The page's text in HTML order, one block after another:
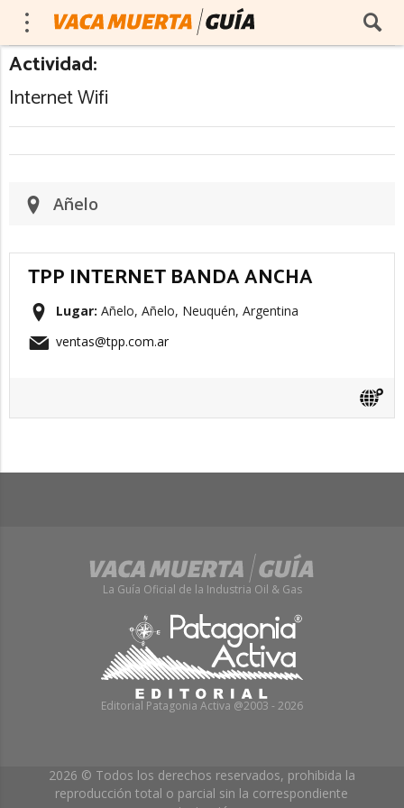
Actividad:
Internet Wifi
Añelo
TPP INTERNET BANDA ANCHA
Lugar: Añelo, Añelo, Neuquén, Argentina
ventas@tpp.com.ar
La Guía Oficial de la Industria Oil & Gas
Editorial Patagonia Activa @2003 - 2026
2026 © Todos los derechos reservados, prohibida la
reproducción total o parcial sin la correspondiente